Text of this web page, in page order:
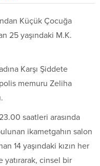
Küçük Çocuğa
25 yaşındaki M.K.
Karşı Şiddete
memuru Zeliha
saatleri arasında
ikametgahın salon
14 yaşındaki kızın her
cinsel bir